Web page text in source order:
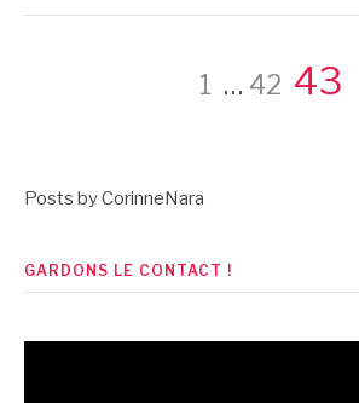
Pagination
publications
Page
1 … Page
42 Page
43
Posts by CorinneNara
GARDONS LE CONTACT !